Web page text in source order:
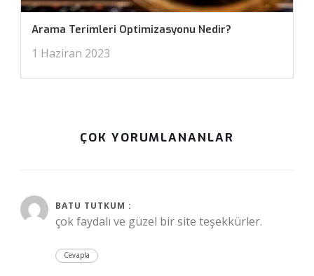
Arama Terimleri Optimizasyonu Nedir?
1 Haziran 2023
ÇOK YORUMLANANLAR
BATU TUTKUM :
çok faydalı ve güzel bir site teşekkürler.
Cevapla